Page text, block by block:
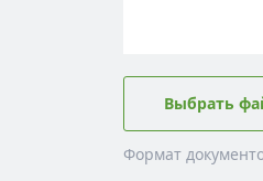
Выбрать
Формат